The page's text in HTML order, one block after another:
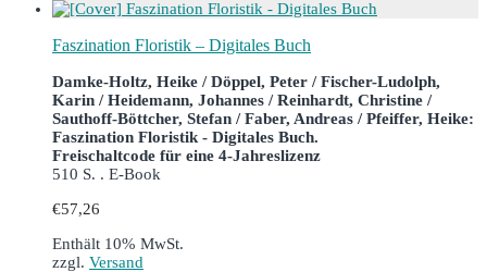
Faszination Floristik – Digitales Buch
Damke-Holtz, Heike / Döppel, Peter / Fischer-Ludolph,
Karin / Heidemann, Johannes / Reinhardt, Christine /
Sauthoff-Böttcher, Stefan / Faber, Andreas / Pfeiffer, Heike:
Faszination Floristik - Digitales Buch.
Freischaltcode für eine 4-Jahreslizenz
510 S. . E-Book
€57,26
Enthält 10% MwSt.
zzgl. Versand